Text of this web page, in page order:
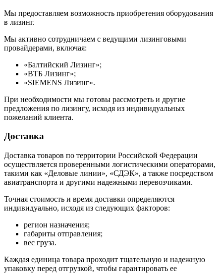
Мы предоставляем возможность приобретения оборудования
в лизинг.
Мы активно сотрудничаем с ведущими лизинговыми
провайдерами, включая:
«Балтийский Лизинг»;
«ВТБ Лизинг»;
«SIEMENS Лизинг».
При необходимости мы готовы рассмотреть и другие
предложения по лизингу, исходя из индивидуальных
пожеланий клиента.
Доставка
Доставка товаров по территории Российской Федерации
осуществляется проверенными логистическими операторами,
такими как «Деловые линии», «СДЭК», а также посредством
авиатранспорта и другими надежными перевозчиками.
Точная стоимость и время доставки определяются
индивидуально, исходя из следующих факторов:
регион назначения;
габариты отправления;
вес груза.
Каждая единица товара проходит тщательную и надежную
упаковку перед отгрузкой, чтобы гарантировать ее